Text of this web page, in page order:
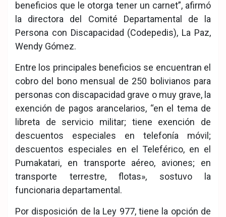
beneficios que le otorga tener un carnet”, afirmó
la directora del Comité Departamental de la
Persona con Discapacidad (Codepedis), La Paz,
Wendy Gómez.
Entre los principales beneficios se encuentran el
cobro del bono mensual de 250 bolivianos para
personas con discapacidad grave o muy grave, la
exención de pagos arancelarios, “en el tema de
libreta de servicio militar; tiene exención de
descuentos especiales en telefonía móvil;
descuentos especiales en el Teleférico, en el
Pumakatari, en transporte aéreo, aviones; en
transporte terrestre, flotas», sostuvo la
funcionaria departamental.
Por disposición de la Ley 977, tiene la opción de